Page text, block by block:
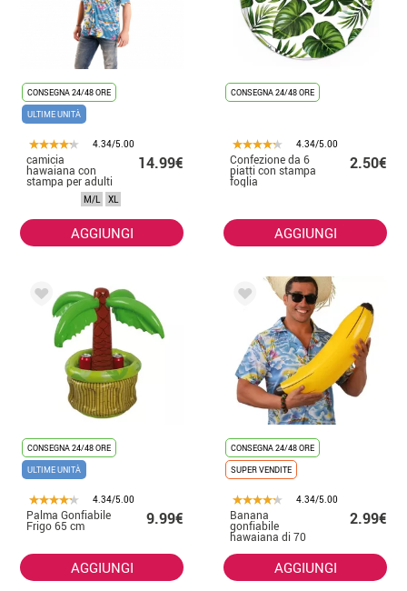
CONSEGNA 24/48 ORE
ULTIME UNITÀ
4.34/5.00
camicia
hawaiana con
stampa per adulti
14.99€
M/L XL
AGGIUNGI
CONSEGNA 24/48 ORE
4.34/5.00
Confezione da 6
piatti con stampa
foglia
2.50€
AGGIUNGI
CONSEGNA 24/48 ORE
ULTIME UNITÀ
4.34/5.00
Palma Gonfiabile
Frigo 65 cm 9.99€
AGGIUNGI
CONSEGNA 24/48 ORE
SUPER VENDITE
4.34/5.00
Banana
gonfiabile
hawaiana di 70
2.99€
AGGIUNGI